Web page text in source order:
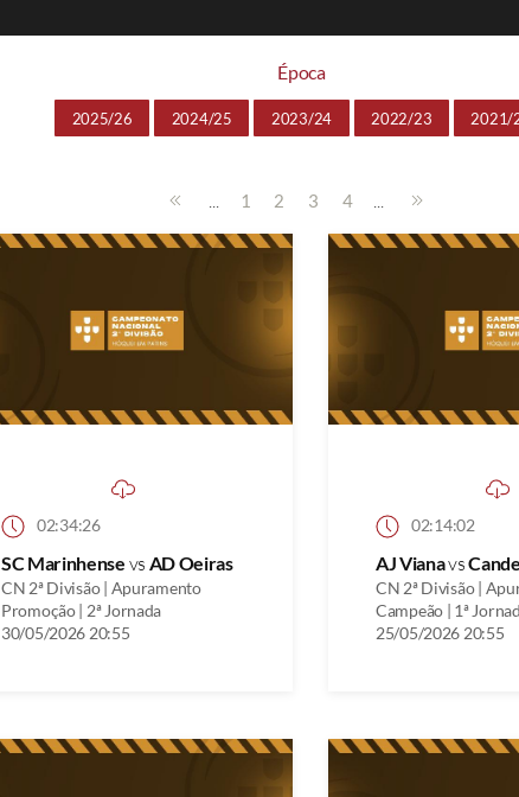
Época
2025/26 2024/25 2023/24 2022/23 2021/
... 1 2 3 4 ...
02:34:26
SC Marinhense vs AD Oeiras
CN 2ª Divisão | Apuramento
Promoção | 2ª Jornada
30/05/2026 20:55
02:14:02
AJ Vianavs
CN 2ª Divisão |
Campeão | 1ª
25/05/2026 20:55